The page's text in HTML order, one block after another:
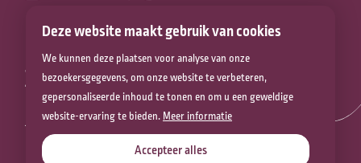
Deze website maakt gebruik van cookies
We kunnen deze plaatsen voor analyse van onze
bezoekersgegevens, om onze website te verbeteren,
gepersonaliseerde inhoud te tonen en om u een geweldige
website-ervaring te bieden. Meer informatie
Accepteer alles
Zorg voor het
leven